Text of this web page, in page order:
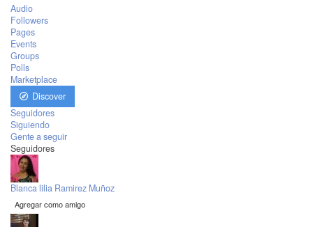
Audio
Followers
Pages
Events
Groups
Polls
Marketplace
Discover
Seguidores
Siguiendo
Gente a seguir
Seguidores
Blanca lilia Ramirez Muñoz
Agregar como amigo